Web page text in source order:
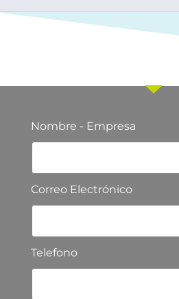
Ponte en
Nombre - Empresa
Correo Electrónico
Telefono